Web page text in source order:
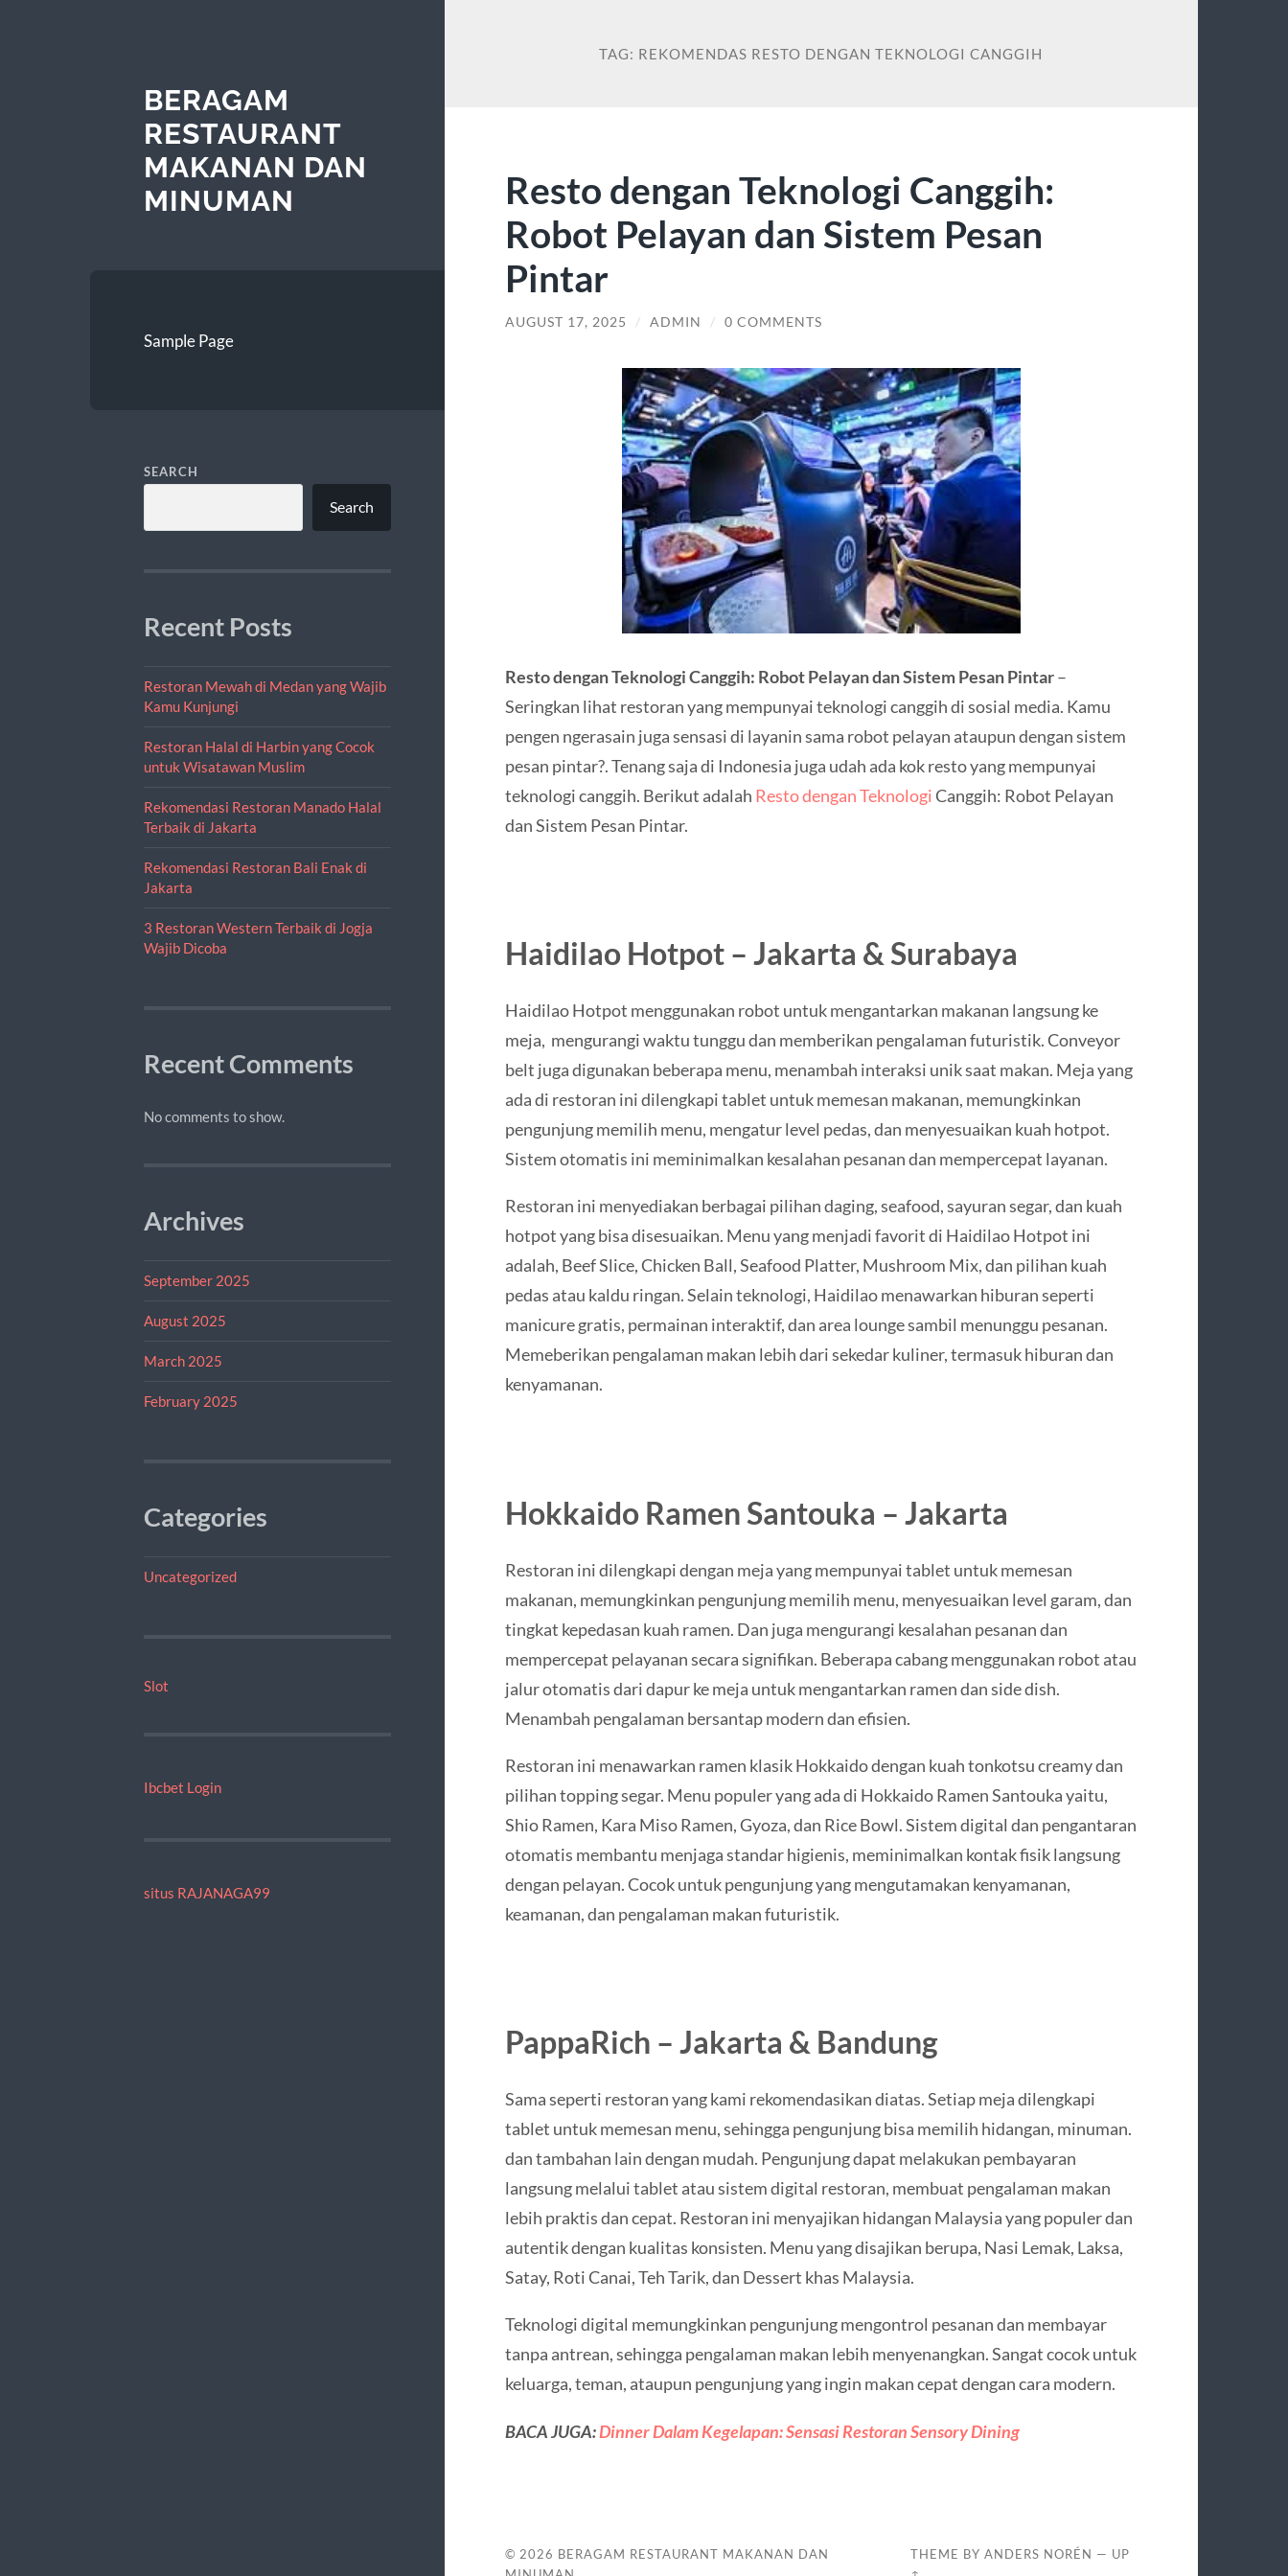
BERAGAM
RESTAURANT
MAKANAN DAN
MINUMAN
Sample Page
SEARCH
Search
Recent Posts
Restoran Mewah di Medan yang Wajib
Kamu Kunjungi
Restoran Halal di Harbin yang Cocok
untuk Wisatawan Muslim
Rekomendasi Restoran Manado Halal
Terbaik di Jakarta
Rekomendasi Restoran Bali Enak di
Jakarta
3 Restoran Western Terbaik di Jogja
Wajib Dicoba
Recent Comments
No comments to show.
Archives
September 2025
August 2025
March 2025
February 2025
Categories
Uncategorized
Slot
Ibcbet Login
situs RAJANAGA99
TAG: REKOMENDAS RESTO DENGAN TEKNOLOGI CANGGIH
Resto dengan Teknologi Canggih:
Robot Pelayan dan Sistem Pesan
Pintar
AUGUST 17, 2025 / ADMIN / 0 COMMENTS
Resto dengan Teknologi Canggih: Robot Pelayan dan Sistem Pesan Pintar–
Seringkan lihat restoran yang mempunyai teknologi canggih di sosial media. Kamu
pengen ngerasain juga sensasi di layanin sama robot pelayan ataupun dengan sistem
pesan pintar?. Tenang saja di Indonesia juga udah ada kok resto yang mempunyai
teknologi canggih. Berikut adalah Resto dengan TeknologiCanggih: Robot Pelayan
dan Sistem Pesan Pintar.
Haidilao Hotpot – Jakarta & Surabaya
Haidilao Hotpot menggunakan robot untuk mengantarkan makanan langsung ke
meja, mengurangi waktu tunggu dan memberikan pengalaman futuristik. Conveyor
belt juga digunakan beberapa menu, menambah interaksi unik saat makan. Meja yang
ada di restoran ini dilengkapi tablet untuk memesan makanan, memungkinkan
pengunjung memilih menu, mengatur level pedas, dan menyesuaikan kuah hotpot.
Sistem otomatis ini meminimalkan kesalahan pesanan dan mempercepat layanan.
Restoran ini menyediakan berbagai pilihan daging, seafood, sayuran segar, dan kuah
hotpot yang bisa disesuaikan. Menu yang menjadi favorit di Haidilao Hotpot ini
adalah, Beef Slice, Chicken Ball, Seafood Platter, Mushroom Mix, dan pilihan kuah
pedas atau kaldu ringan. Selain teknologi, Haidilao menawarkan hiburan seperti
manicure gratis, permainan interaktif, dan area lounge sambil menunggu pesanan.
Memeberikan pengalaman makan lebih dari sekedar kuliner, termasuk hiburan dan
kenyamanan.
Hokkaido Ramen Santouka – Jakarta
Restoran ini dilengkapi dengan meja yang mempunyai tablet untuk memesan
makanan, memungkinkan pengunjung memilih menu, menyesuaikan level garam, dan
tingkat kepedasan kuah ramen. Dan juga mengurangi kesalahan pesanan dan
mempercepat pelayanan secara signifikan. Beberapa cabang menggunakan robot atau
jalur otomatis dari dapur ke meja untuk mengantarkan ramen dan side dish.
Menambah pengalaman bersantap modern dan efisien.
Restoran ini menawarkan ramen klasik Hokkaido dengan kuah tonkotsu creamy dan
pilihan topping segar. Menu populer yang ada di Hokkaido Ramen Santouka yaitu,
Shio Ramen, Kara Miso Ramen, Gyoza, dan Rice Bowl. Sistem digital dan pengantaran
otomatis membantu menjaga standar higienis, meminimalkan kontak fisik langsung
dengan pelayan. Cocok untuk pengunjung yang mengutamakan kenyamanan,
keamanan, dan pengalaman makan futuristik.
PappaRich – Jakarta & Bandung
Sama seperti restoran yang kami rekomendasikan diatas. Setiap meja dilengkapi
tablet untuk memesan menu, sehingga pengunjung bisa memilih hidangan, minuman.
dan tambahan lain dengan mudah. Pengunjung dapat melakukan pembayaran
langsung melalui tablet atau sistem digital restoran, membuat pengalaman makan
lebih praktis dan cepat. Restoran ini menyajikan hidangan Malaysia yang populer dan
autentik dengan kualitas konsisten. Menu yang disajikan berupa, Nasi Lemak, Laksa,
Satay, Roti Canai, Teh Tarik, dan Dessert khas Malaysia.
Teknologi digital memungkinkan pengunjung mengontrol pesanan dan membayar
tanpa antrean, sehingga pengalaman makan lebih menyenangkan. Sangat cocok untuk
keluarga, teman, ataupun pengunjung yang ingin makan cepat dengan cara modern.
BACA JUGA:Dinner Dalam Kegelapan: Sensasi Restoran Sensory Dining
© 2026 BERAGAM RESTAURANT MAKANAN DAN
THEME BY ANDERS NORÉN — UP